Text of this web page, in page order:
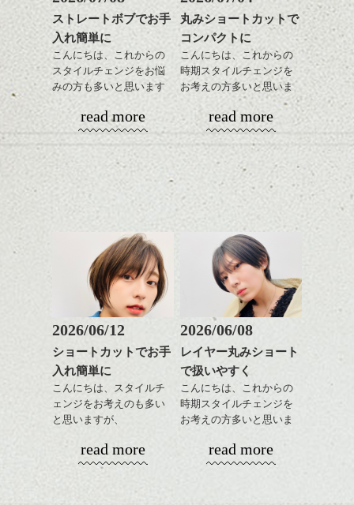
ストレートボブでお手
入れ簡単に
こんにちは、これからの
スタイルチェンジをお悩
みの方も多いと思います
が、
やっぱりボブでお手入れ
しやすいスタイルだと毎
日のスタイリングも簡単
で良いですよ。
あご下のラインでやや長
も出しやすくていろいろ
おすすめですね。
前髪もやや重めにカット
してラインを強調するの
もこれからは良い感じで
す、
目元が引き締まった印象
に。
read more
丸みショートカットで
コンパクトに
こんにちは、これからの
時期スタイルチェンジを
お考えの方多いと思いま
コンパクトなフォルムが
全体のバランスを良く見
せてくれる効果もあり、
いろんなシーンに雰囲気
をだしやすくスタイリン
そんなショートカット。
軽めの前髪で透け感を演
出できるので、
この時期とてもおすすめ
ですよ。
read more
2026/06/12
ショートカットでお手
入れ簡単に
こんにちは、スタイルチ
ェンジをお考えのも多い
と思いますが、
演出したスタイルもこれ
からの季節とてもおすす
read more
2026/06/08
レイヤー丸みショート
で扱いやすく
こんにちは、これからの
時期スタイルチェンジを
お考えの方多いと思いま
コンパクトなフォルムが
read more